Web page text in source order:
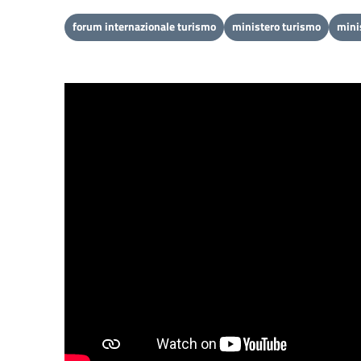
forum internazionale turismo ministero turismo